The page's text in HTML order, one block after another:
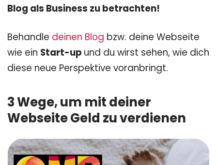
Blog als Business zu betrachten!
Behandle deinen Blog bzw. deine Webseite
wie ein Start-up und du wirst sehen, wie dich
diese neue Perspektive voranbringt.
3 Wege, um mit deiner
Webseite Geld zu verdienen